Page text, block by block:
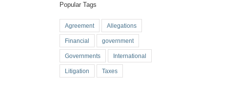
Popular Tags
Agreement Allegations
Financial government
Governments International
Litigation Taxes